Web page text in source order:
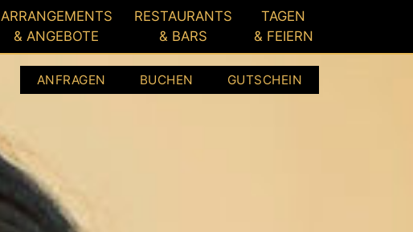
ARRANGEMENTS
& ANGEBOTE
RESTAURANTS
& BARS
TAGEN
& FEIERN
ANFRAGEN BUCHEN GUTSCHEIN